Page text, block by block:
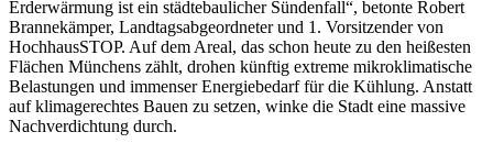
Erderwärmung ist ein städtebaulicher Sündenfall“, betonte Robert
Brannekämper, Landtagsabgeordneter und 1. Vorsitzender von
HochhausSTOP. Auf dem Areal, das schon heute zu den heißesten
Flächen Münchens zählt, drohen künftig extreme mikroklimatische
Belastungen und immenser Energiebedarf für die Kühlung. Anstatt
auf klimagerechtes Bauen zu setzen, winke die Stadt eine massive
Nachverdichtung durch.